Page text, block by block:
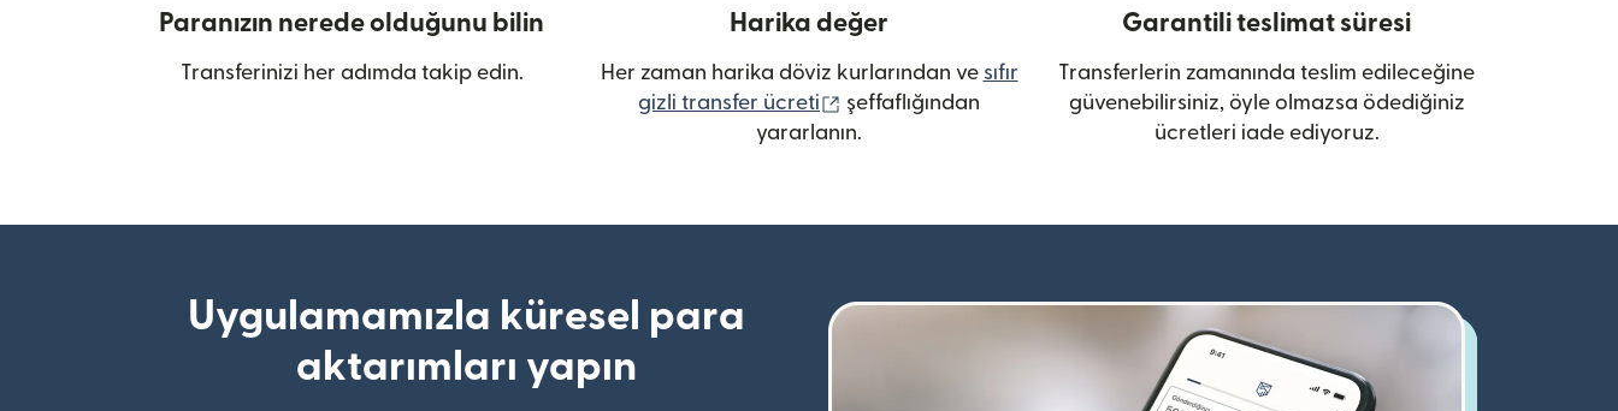
Paranızın nerede olduğunu bilin
Transferinizi her adımda takip edin.
Harika değer
Her zaman harika döviz kurlarından ve sıfır
gizli transfer ücreti
(yeni pencerede açılır)
şeffaflığından
yararlanın.
Garantili teslimat süresi
Transferlerin zamanında teslim edileceğine
güvenebilirsiniz, öyle olmazsa ödediğiniz
ücretleri iade ediyoruz.
Uygulamamızla küresel para
aktarımları yapın